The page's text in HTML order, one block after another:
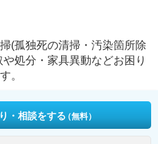
(孤独死の清掃・汚染箇所除
処分・家具異動などお困り
。
・相談をする（無料）